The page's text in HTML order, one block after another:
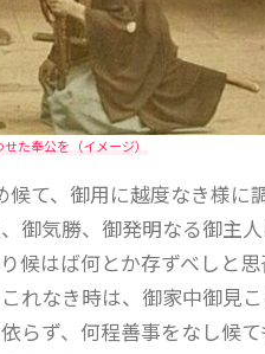
た奉公を（イメージ）
て、御用に越度なき様に
御気勝、御発明なる御主
候はば何とか存ずべしと
れなき時は、御家中御見
らず、何程善事をなし候